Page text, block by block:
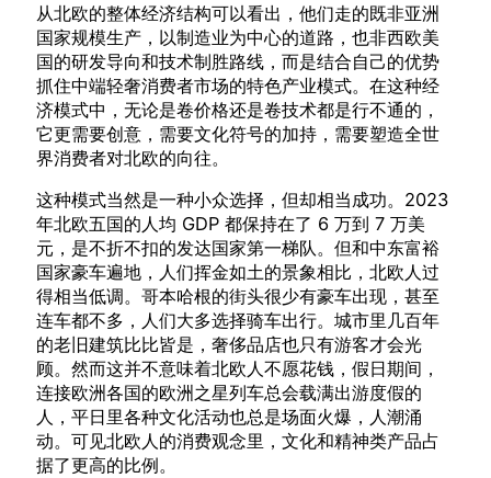
从北欧的整体经济结构可以看出，他们走的既非亚洲
国家规模生产，以制造业为中心的道路，也非西欧美
国的研发导向和技术制胜路线，而是结合自己的优势
抓住中端轻奢消费者市场的特色产业模式。在这种经
济模式中，无论是卷价格还是卷技术都是行不通的，
它更需要创意，需要文化符号的加持，需要塑造全世
界消费者对北欧的向往。
这种模式当然是一种小众选择，但却相当成功。2023
年北欧五国的人均 GDP 都保持在了 6 万到 7 万美
元，是不折不扣的发达国家第一梯队。但和中东富裕
国家豪车遍地，人们挥金如土的景象相比，北欧人过
得相当低调。哥本哈根的街头很少有豪车出现，甚至
连车都不多，人们大多选择骑车出行。城市里几百年
的老旧建筑比比皆是，奢侈品店也只有游客才会光
顾。然而这并不意味着北欧人不愿花钱，假日期间，
连接欧洲各国的欧洲之星列车总会载满出游度假的
人，平日里各种文化活动也总是场面火爆，人潮涌
动。可见北欧人的消费观念里，文化和精神类产品占
据了更高的比例。